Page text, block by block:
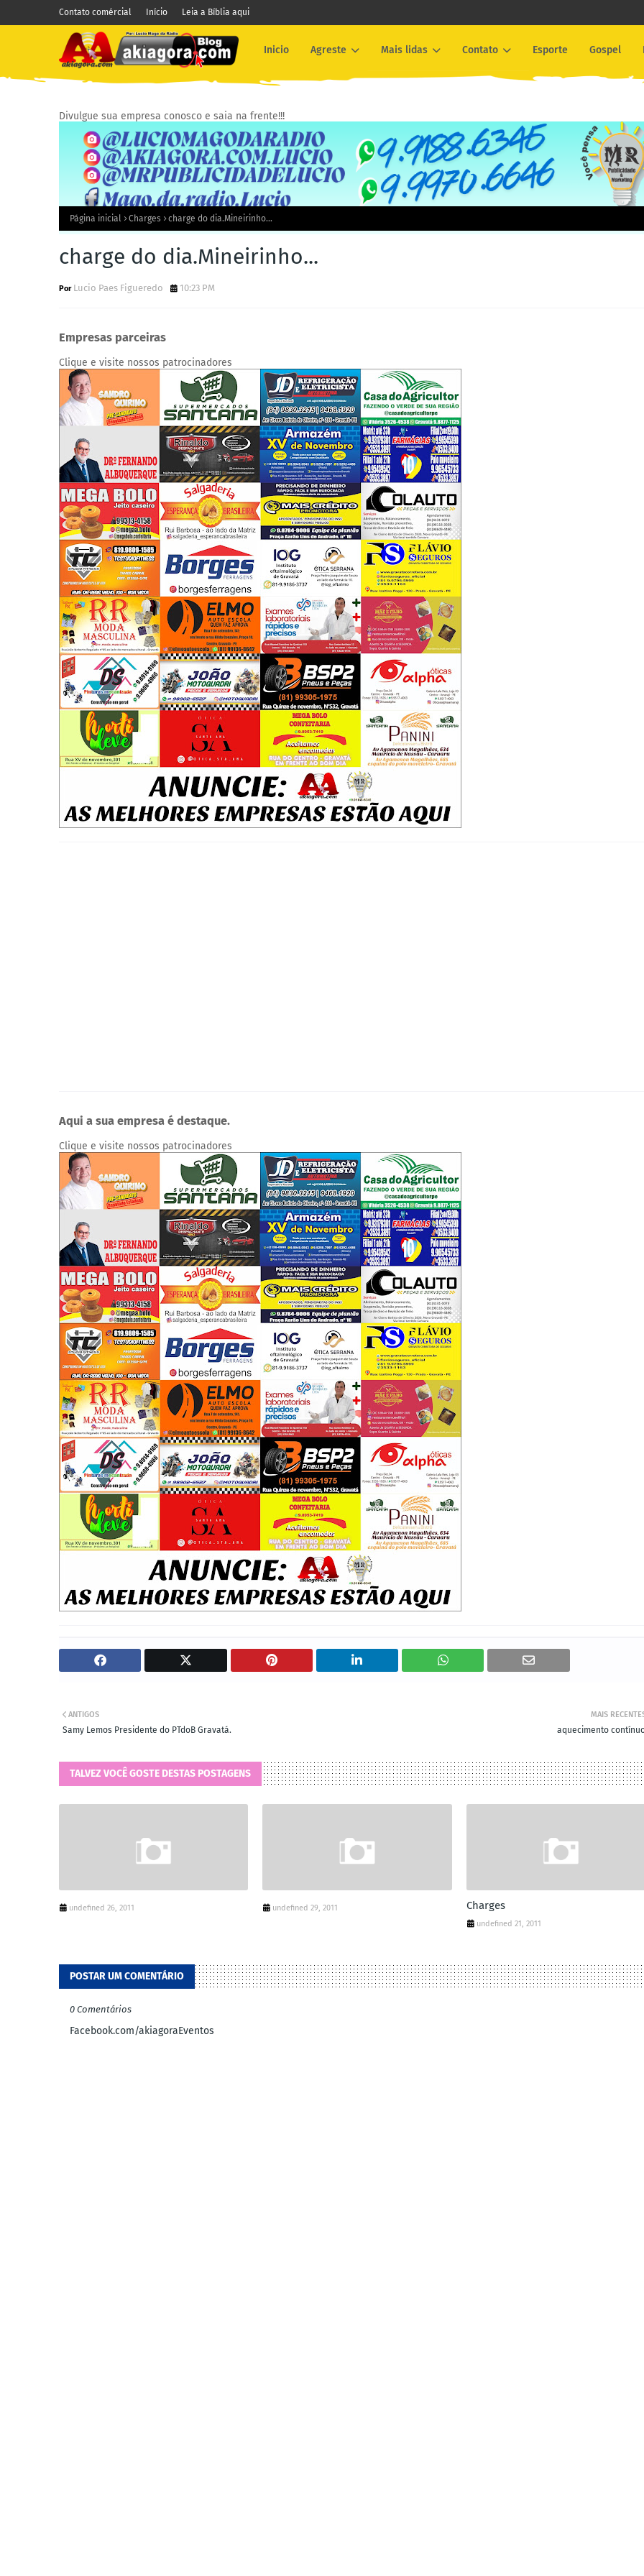
Contato comércial Início Leia a Bíblia aqui
Inicio Agreste Mais lidas Contato Esporte Gospel
Divulgue sua empresa conosco e saia na frente!!!
Página inicial Charges charge do dia.Mineirinho...
charge do dia.Mineirinho...
Lucio Paes Figueredo 10:23 PM
Empresas parceiras
Clique e visite nossos patrocinadores
Aqui a sua empresa é destaque.
Clique e visite nossos patrocinadores
MAIS
aquecimento
ANTIGOS
Samy Lemos Presidente do PTdoB Gravatá.
TALVEZ VOCÊ GOSTE DESTAS POSTAGENS
undefined 26, 2011 undefined 29, 2011 Charges
undefined 21, 2011
POSTAR UM COMENTÁRIO
0 Comentários
Facebook.com/akiagoraEventos